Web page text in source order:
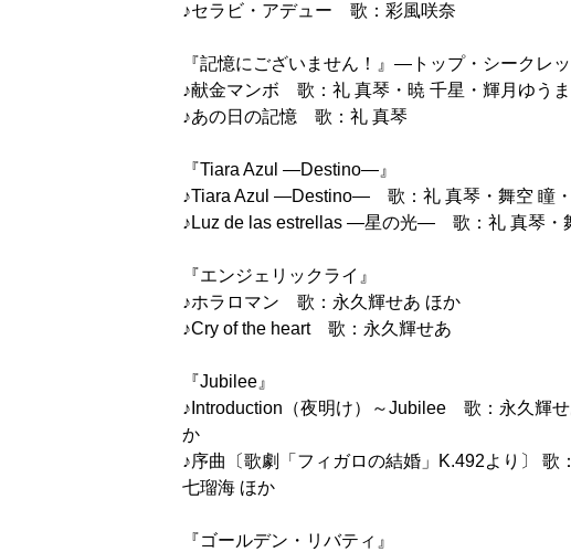
♪セラビ・アデュー 歌：彩風咲奈
『記憶にございません！』―トップ・シークレ
♪献金マンボ 歌：礼 真琴・暁 千星・輝月ゆう
♪あの日の記憶 歌：礼 真琴
『Tiara Azul ―Destino―』
♪Tiara Azul ―Destino― 歌：礼 真琴・舞空 瞳
♪Luz de las estrellas ―星の光― 歌：礼 真琴・
『エンジェリックライ』
♪ホラロマン 歌：永久輝せあ ほか
♪Cry of the heart 歌：永久輝せあ
『Jubilee』
♪Introduction（夜明け）～Jubilee 歌：永久輝
か
♪序曲〔歌劇「フィガロの結婚」K.492より〕 歌
七瑠海 ほか
『ゴールデン・リバティ』